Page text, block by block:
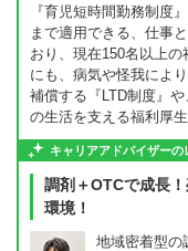
『育児短時間勤務制度
まで適用できる、仕事
おり、現在150名以上
にも、病気や怪我によ
補償する『LTD制度』
の生活を支える福利厚
キャリアアドバイザーの
調剤＋OTCで成長
環境！
地域密着型の